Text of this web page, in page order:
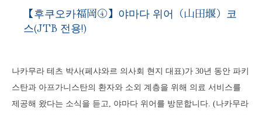
【후쿠오카福岡④】야마다 위어（山田堰）코
스(JTB 전용!)
나카무라 테츠 박사(페샤와르 의사회 현지 대표)가 30년 동안 파키
스탄과 아프가니스탄의 환자와 소외 계층을 위해 의료 서비스를
제공해 왔다는 소식을 듣고, 야마다 위어를 방문합니다. (나카무라